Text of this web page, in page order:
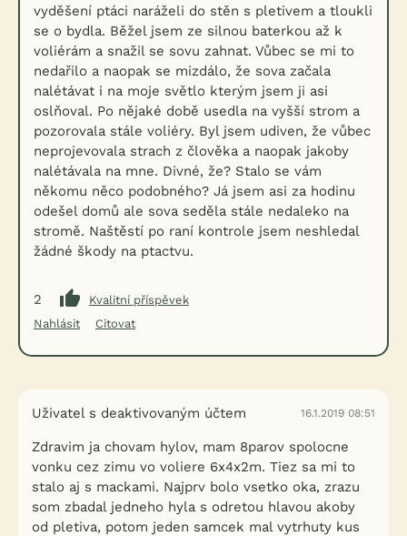
vyděšení ptáci naráželi do stěn s pletivem a tloukli
se o bydla. Běžel jsem ze silnou baterkou až k
voliérám a snažil se sovu zahnat. Vůbec se mi to
nedařilo a naopak se mizdálo, že sova začala
nalétávat i na moje světlo kterým jsem ji asi
oslňoval. Po nějaké době usedla na vyšší strom a
pozorovala stále voliéry. Byl jsem udiven, že vůbec
neprojevovala strach z člověka a naopak jakoby
nalétávala na mne. Divné, že? Stalo se vám
někomu něco podobného? Já jsem asi za hodinu
odešel domů ale sova seděla stále nedaleko na
stromě. Naštěstí po raní kontrole jsem neshledal
žádné škody na ptactvu.
2
Kvalitní příspěvek
Nahlásit
Citovat
Uživatel s deaktivovaným účtem 16.1.2019 08:51
Zdravim ja chovam hylov, mam 8parov spolocne
vonku cez zimu vo voliere 6x4x2m. Tiez sa mi to
stalo aj s mackami. Najprv bolo vsetko oka, zrazu
som zbadal jedneho hyla s odretou hlavou akoby
od pletiva, potom jeden samcek mal vytrhuty kus